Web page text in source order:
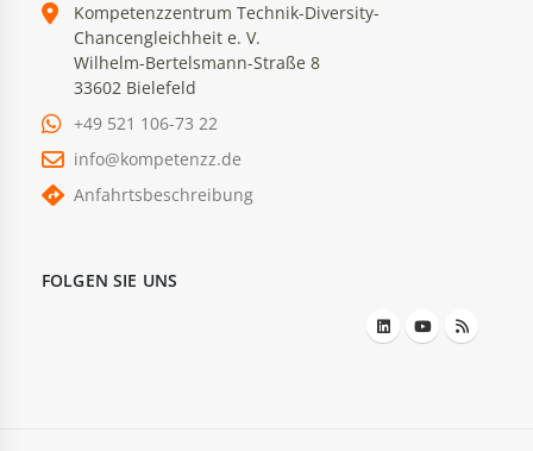
Kompetenzzentrum Technik-Diversity-
Chancengleichheit e. V.
Wilhelm-Bertelsmann-Straße 8
33602 Bielefeld
+49 521 106-73 22
info@kompetenzz.de
Anfahrtsbeschreibung
FOLGEN SIE UNS